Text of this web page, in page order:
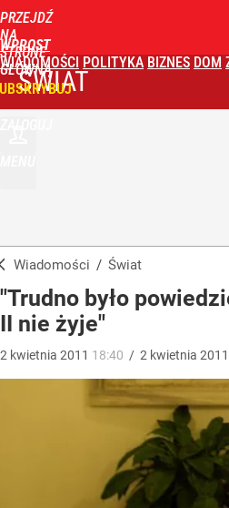
PRZEJDŹ
NA
STRONĘ
GŁÓWNĄ
WPROST
WIADOMOŚCI POLITYKA BIZNES DOM
ŚWIAT
Wiadomości / Świat
"Trudno było
II nie żyje"
2 kwietnia 2011 18:40 / 2 kwietnia 2011